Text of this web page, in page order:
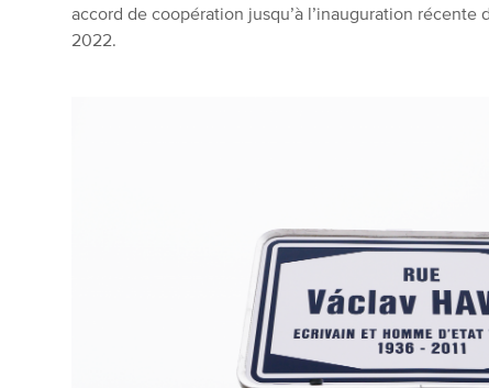
accord de coopération jusqu’à l’inauguration récente
2022.